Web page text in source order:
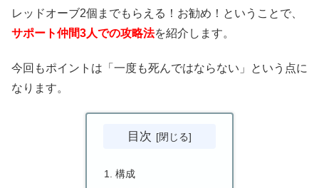
レッドオーブ2個までもらえる！お勧め！ということで、
サポート仲間3人での攻略法を紹介します。
今回もポイントは「一度も死んではならない」という点に
なります。
目次
構成